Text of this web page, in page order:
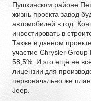
Пушкинском районе
жизнь проекта завод
автомобилей в год.
инвестировать в
Также в данном
участие Chrysler Group
58,5%. И это ещё не
лицензии для
первоначально же
Jeep.